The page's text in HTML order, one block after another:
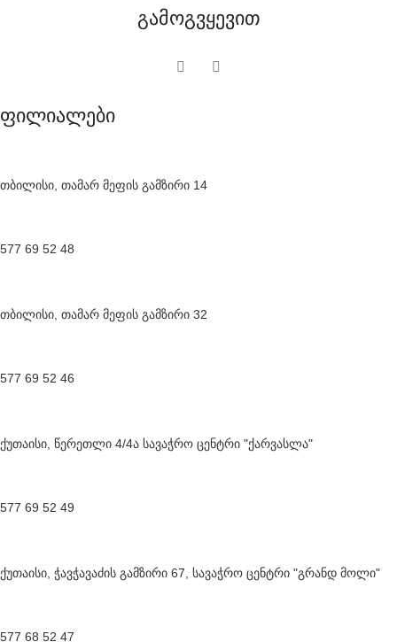
გამოგვყევით
ფილიალები
თბილისი, თამარ მეფის გამზირი 14
577 69 52 48
თბილისი, თამარ მეფის გამზირი 32
577 69 52 46
ქუთაისი, წერეთლი 4/4ა სავაჭრო ცენტრი "ქარვასლა"
577 69 52 49
ქუთაისი, ჭავჭავაძის გამზირი 67, სავაჭრო ცენტრი "გრანდ მოლი"
577 68 52 47